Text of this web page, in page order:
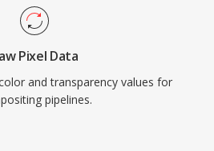
Pixel Data
and transparency values for
pipelines.